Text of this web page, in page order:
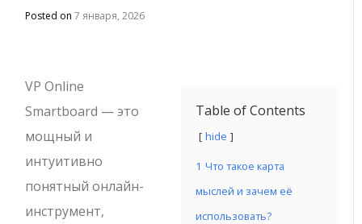
Posted on7 января, 2026
Table of Contents
hide
1 Что такое карта
мыслей и зачем её
использовать?
VP Online
Smartboard — это
мощный и
интуитивно
понятный онлайн-
инструмент,